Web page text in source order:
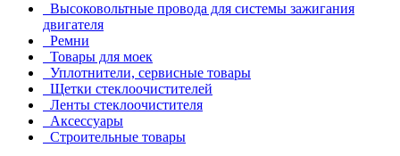
Высоковольтные провода для системы зажигания
двигателя
Ремни
Товары для моек
Уплотнители, сервисные товары
Щетки стеклоочистителей
Ленты стеклоочистителя
Аксессуары
Строительные товары